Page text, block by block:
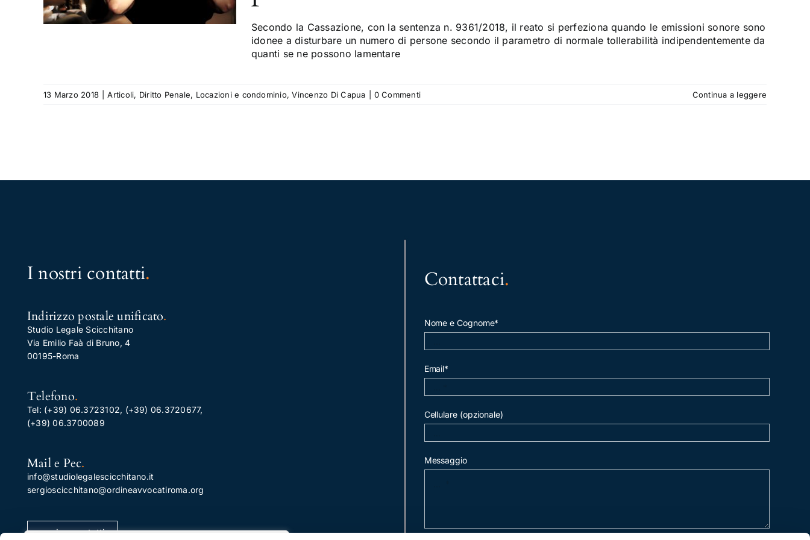
Secondo la Cassazione, con la sentenza n. 9361/2018, il reato si perfeziona quando le emissioni sonore sono
idonee a disturbare un numero di persone secondo il parametro di normale tollerabilità indipendentemente da
quanti se ne possono lamentare
13 Marzo 2018 Articoli, Diritto Penale, Locazioni e condominio,Vincenzo Di Capua 0 Commenti Continua a leggere
I nostri contatti.
Indirizzo postale unificato.
Studio Legale Scicchitano
Via Emilio Faà di Bruno, 4
00195-Roma
Telefono.
Tel: (+39) 06.3723102, (+39) 06.3720677,
(+39) 06.3700089
Mail e Pec.
info@studiolegalescicchitano.it
sergioscicchitano@ordineavvocatiroma.org
pagina contatti
Contattaci.
Nome e Cognome*
Email*
Cellulare (opzionale)
Messaggio